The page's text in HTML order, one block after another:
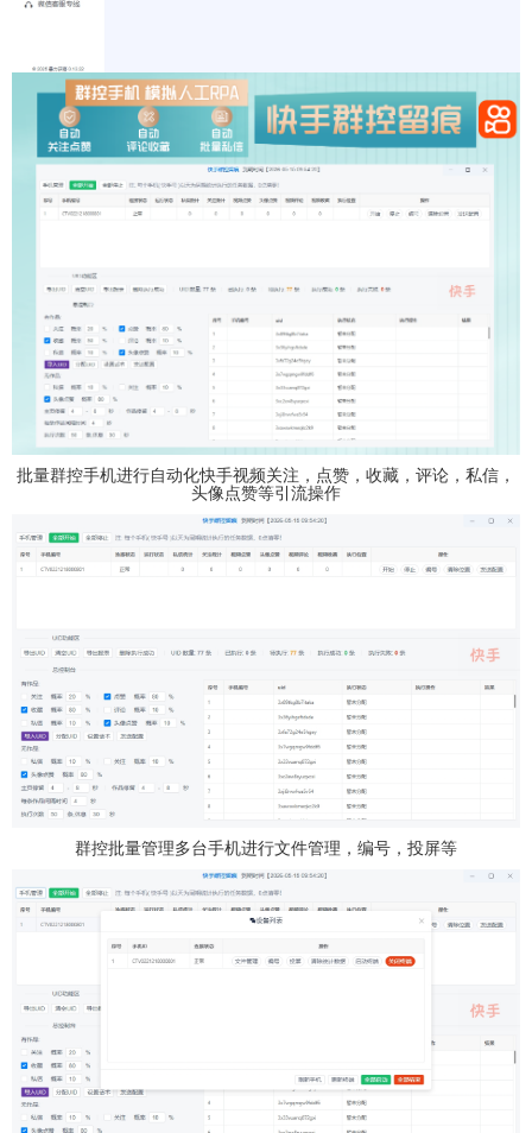
批量群控手机进行自动化快手视频关注，点赞，收藏，评论，私信，
头像点赞等引流操作
群控批量管理多台手机进行文件管理，编号，投屏等